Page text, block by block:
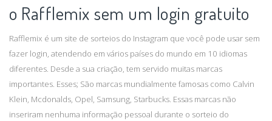
o Rafflemix sem um login gratuito
Rafflemix é um site de sorteios do Instagram que você pode usar sem
fazer login, atendendo em vários países do mundo em 10 idiomas
diferentes. Desde a sua criação, tem servido muitas marcas
importantes. Esses; São marcas mundialmente famosas como Calvin
Klein, Mcdonalds, Opel, Samsung, Starbucks. Essas marcas não
inseriram nenhuma informação pessoal durante o sorteio do